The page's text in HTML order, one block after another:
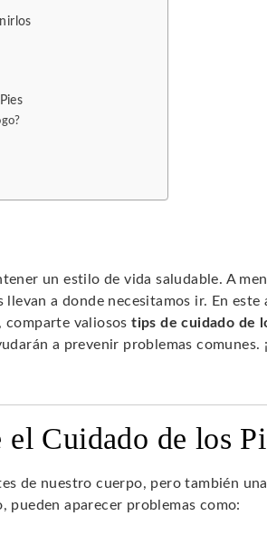
un estilo de vida saludable. A
a donde necesitamos ir. En este
comparte valiosostips de cuidado de
a prevenir problemas comunes.
Cuidado de los
de nuestro cuerpo, pero también
pueden aparecer problemas como: